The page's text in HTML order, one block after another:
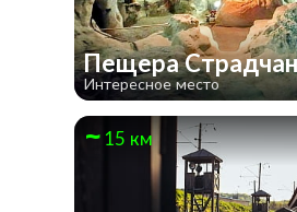
Пещера
Интересное место
15 км